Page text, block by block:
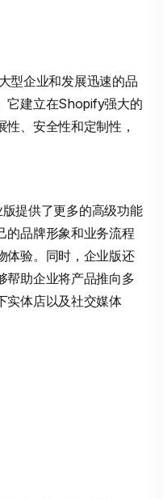
型企业和发展迅速的品
它建立在Shopify强大的
、安全性和定制性，
提供了更多的高级功能
的品牌形象和业务流程
体验。同时，企业版还
帮助企业将产品推向多
实体店以及社交媒体